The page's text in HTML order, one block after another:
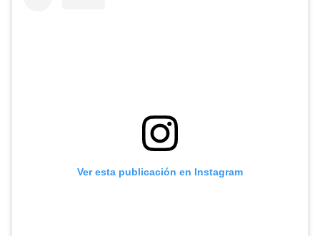
Ver esta publicación en Instagram